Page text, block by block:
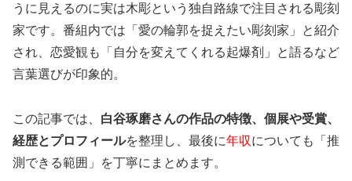
うに見えるのに実は木彫という独自路線で注目される彫刻
家です。番組内では「愛の輪郭を捉えたい彫刻家」と紹介
され、恋愛観も「自分を変えてくれる起爆剤」と語るなど
言葉選びが印象的。
この記事では、 白谷琢磨さんの作品の特徴、個展や受賞、
経歴とプロフィールを整理し、最後に年収についても「推
測できる範囲」を丁寧にまとめます。